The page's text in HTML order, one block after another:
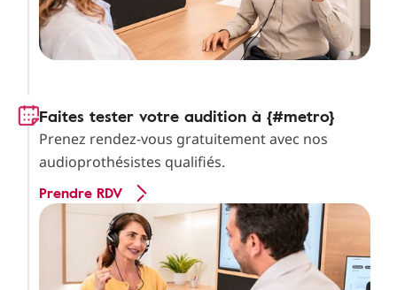
Faites tester votre audition à {#metro}
Prenez rendez-vous gratuitement avec nos
audioprothésistes qualifiés.
Prendre RDV